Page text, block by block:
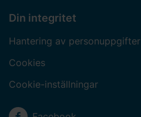
Din integritet
Hantering av personuppgifter
Cookies
Cookie-inställningar
Sociala medier